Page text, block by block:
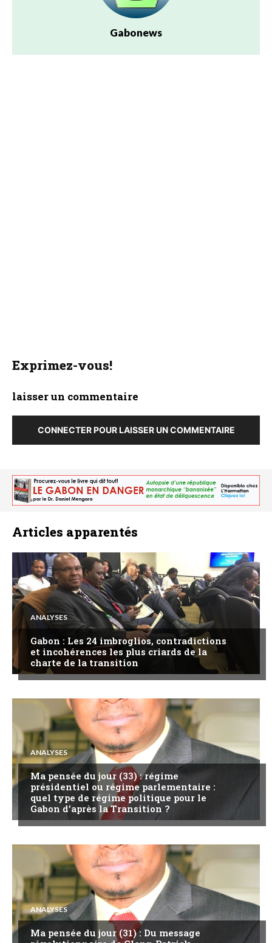
Gabonews
Exprimez-vous!
laisser un commentaire
CONNECTER POUR LAISSER UN COMMENTAIRE
Articles apparentés
ANALYSES
Gabon : Les 24 imbroglios, contradictions
et incohérences les plus criards de la
charte de la transition
ANALYSES
Ma pensée du jour (33) : régime
présidentiel ou régime parlementaire :
quel type de régime politique pour le
Gabon d’après la Transition ?
ANALYSES
Ma pensée du jour (31) : Du message